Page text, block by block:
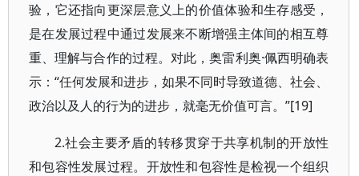
验，它还指向更深层意义上的价值体验和生存感受，
是在发展过程中通过发展来不断增强主体间的相互尊
重、理解与合作的过程。对此，奥雷利奥·佩西明确表
示：“任何发展和进步，如果不同时导致道德、社会、
政治以及人的行为的进步，就毫无价值可言。”[19]
2.社会主要矛盾的转移贯穿于共享机制的开放性
和包容性发展过程。开放性和包容性是检视一个组织